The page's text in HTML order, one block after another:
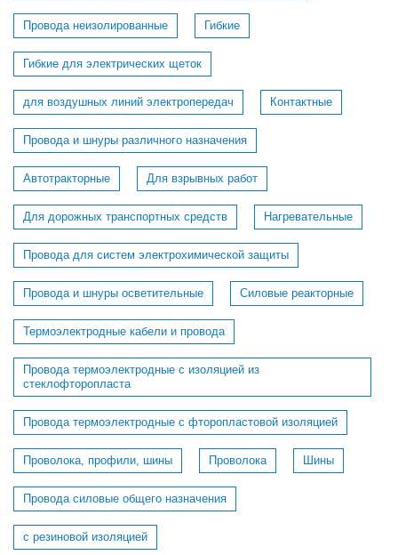
Провода неизолированные Гибкие
Гибкие для электрических щеток
для воздушных линий электропередач Контактные
Провода и шнуры различного назначения
Автотракторные Для взрывных работ
Для дорожных транспортных средств Нагревательные
Провода для систем электрохимической защиты
Провода и шнуры осветительные Силовые реакторные
Термоэлектродные кабели и провода
Провода термоэлектродные с изоляцией из
стеклофторопласта
Провода термоэлектродные с фторопластовой изоляцией
Проволока, профили, шины Проволока Шины
Провода силовые общего назначения
с резиновой изоляцией